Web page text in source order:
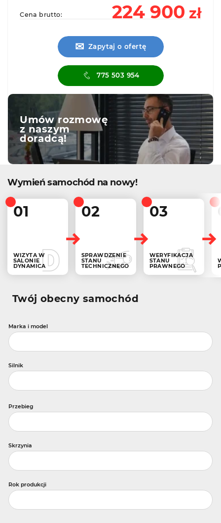
Cena brutto: 224 900 zł
✉ Zapytaj o ofertę
775 503 954
Umów rozmowę
z naszym
doradcą!
Wymień samochód na nowy!
01
WIZYTA W
SALONIE
DYNAMICA
02
SPRAWDZENIE
STANU
TECHNICZNEGO
03
WERYFIKACJA
STANU
PRAWNEGO
Twój obecny samochód
Marka i model
Silnik
Przebieg
Skrzynia
Rok produkcji